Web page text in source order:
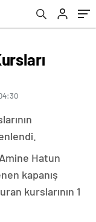
Hatun
kapanış
kurslarının 1